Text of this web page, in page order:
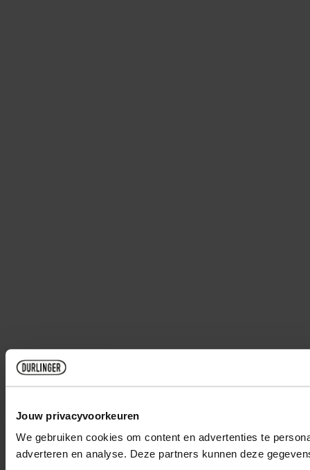
Jouw privacyvoorkeuren
We gebruiken cookies om content en advertenties te
adverteren en analyse. Deze partners kunnen deze